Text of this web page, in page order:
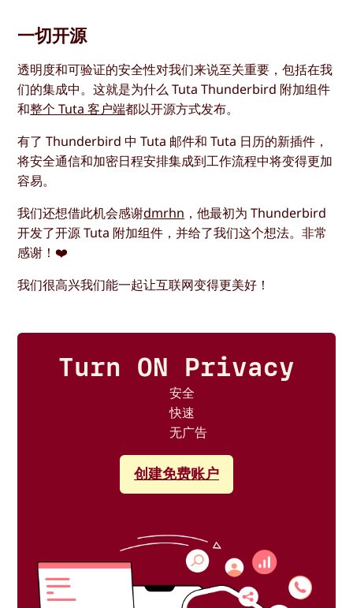
一切开源
透明度和可验证的安全性对我们来说至关重要，包括在我
们的集成中。这就是为什么 Tuta Thunderbird 附加组件
和整个 Tuta 客户端都以开源方式发布。
有了 Thunderbird 中 Tuta 邮件和 Tuta 日历的新插件，
将安全通信和加密日程安排集成到工作流程中将变得更加
容易。
我们还想借此机会感谢dmrhn ，他最初为 Thunderbird
开发了开源 Tuta 附加组件，并给了我们这个想法。非常
感谢！❤️
我们很高兴我们能一起让互联网变得更美好！
Turn ON Privacy
安全
快速
无广告
创建免费账户